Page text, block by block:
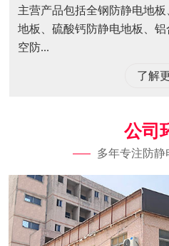
主营产品包括全钢防静电地
地板、硫酸钙防静电地板、
空防...
了解
公司
多年专注防静